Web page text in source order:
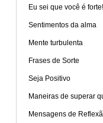
Eu sei que você é forte!
Sentimentos da alma
Mente turbulenta
Frases de Sorte
Seja Positivo
Maneiras de superar
Mensagens de